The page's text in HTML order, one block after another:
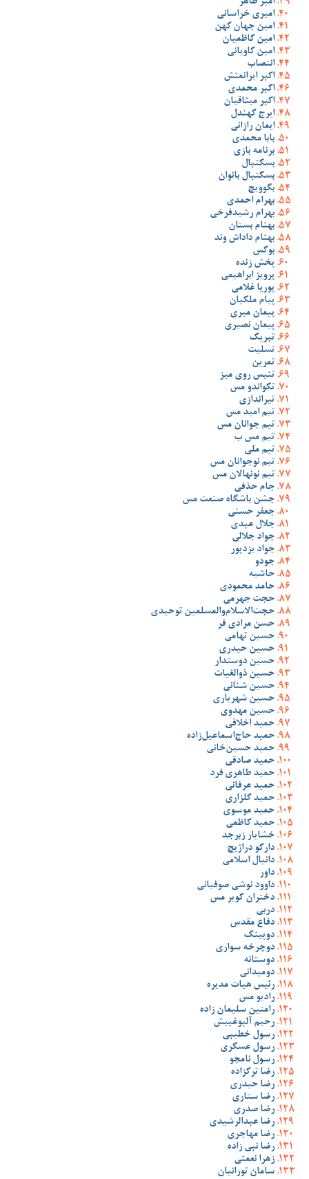
امیر طاهر
امیری خراسانی
امین جهان کهن
امین کاظمیان
امین کاویانی
انتصاب
اکبر ایرانمنش
اکبر محمدی
اکبر میثاقیان
ایرج کهندل
ایمان رازانی
بابا محمدی
برنامه بازی
بسکتبال
بسکتبال بانوان
بگوویچ
بهرام احمدی
بهرام رشیدفرخی
بهنام بستان
بهنام داداش وند
بوکس
پخش زنده
پرویز ابراهیمی
پوریا غلامی
پیام ملکیان
پیمان میری
پیمان نصیری
تبریک
تسلیت
تمرین
تنیس روی میز
تکواندو مس
تیراندازی
تیم امید مس
تیم جوانان مس
تیم مس ب
تیم ملی
تیم نوجوانان مس
تیم نونهالان مس
جام حذفی
جشن باشگاه صنعت مس
جعفر حسنی
جلال عبدی
جواد جلالی
جواد یزدپور
جودو
حاشیه
حامد محمودی
حجت جهرمی
حجت‌الاسلام‌والمسلمین توحیدی
حسن مرادی فر
حسین تهامی
حسین حیدری
حسین دوستدار
حسین ذوالغیاث
حسین شنانی
حسین شهریاری
حسین مهدوی
حمید اخلاقی
حمید حاج‌اسماعیل‌زاده
حمید حسین‌خانی
حمید صادقی
حمید طاهری فرد
حمید عرفانی
حمید گلزاری
حمید موسوی
حمید کاظمی
خشایار زبرجد
دارکو دراژیچ
دانیال اسلامی
داور
داوود نوشی صوفیانی
دختران کویر مس
دربی
دفاع مقدس
دوپینگ
دوچرخه سواری
دوستانه
دومیدانی
رئیس هیات مدیره
رادیو مس
رامتین سلیمان زاده
رحیم آلبوغبیش
رسول خطیبی
رسول عسگری
رسول نامجو
رضا ترکزاده
رضا حیدری
رضا ستاری
رضا صدری
رضا عبدالرشیدی
رضا مهاجری
رضا نبی زاده
زهرا نعمتی
سامان تورانیان